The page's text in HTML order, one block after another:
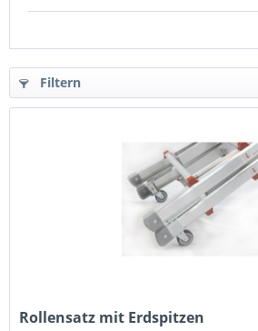
Filtern
Rollensatz mit Erdspitzen